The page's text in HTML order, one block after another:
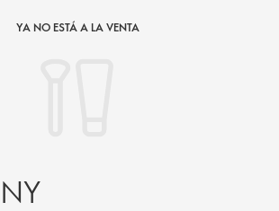
YA NO ESTÁ A LA VENTA